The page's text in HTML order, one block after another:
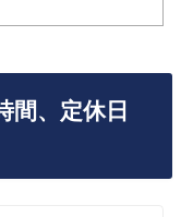
間、定休日